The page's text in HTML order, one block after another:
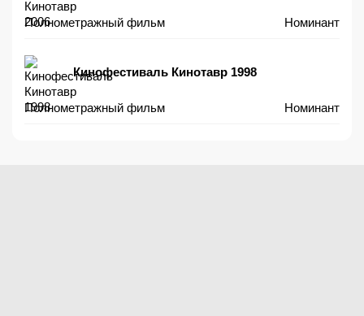
Полнометражный фильм Номинант
Кинофестиваль Кинотавр 1998
Полнометражный фильм Номинант